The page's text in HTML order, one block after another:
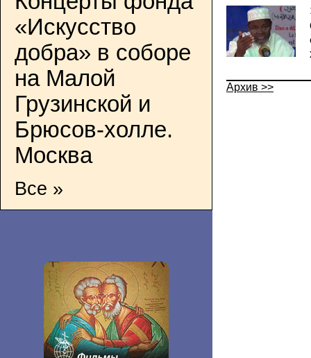
«Искусство
добра» в соборе
на Малой
Грузинской и
Брюсов-холле.
Москва
Все »
Архив >>